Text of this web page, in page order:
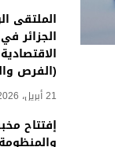
الملتقى
الجزائر
(الفرص
21 أبريل، 2026
إفتتاح